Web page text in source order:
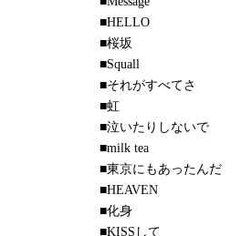
■HELLO
■桜坂
■Squall
■それがすべてさ
■虹
■泣いたりしないで
■milk tea
■東京にもあったんだ
■HEAVEN
■化身
■KISSして